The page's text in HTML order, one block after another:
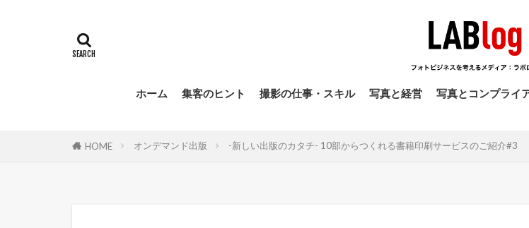
ホーム 集客のヒント 撮影の仕事・スキル 写真と経営 写真とコンプライ
HOME オンデマンド出版 -新しい出版のカタチ- 10部からつくれる書籍印刷サービスのご紹介#3